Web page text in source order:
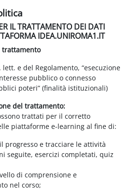
IL TRATTAMENTO DEI DATI
IDEA.UNIROMA1.IT
trattamento
lett. e del Regolamento, “esecuzione
pubblico o connesso
poteri” (finalità istituzionali)
del trattamento:
trattati per il corretto
piattaforme e-learning al fine di:
progresso e tracciare le attività
seguite, esercizi completati, quiz
di comprensione e
nel corso;